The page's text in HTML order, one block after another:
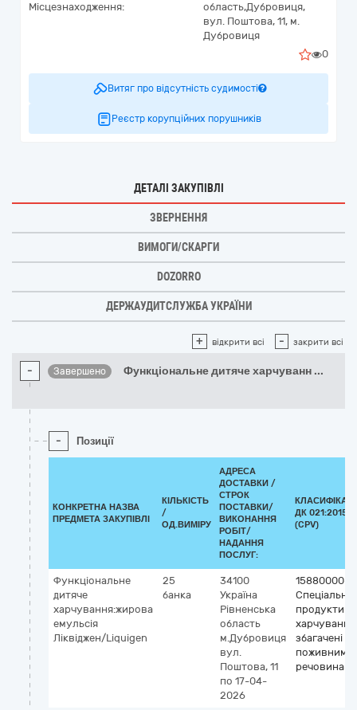
Місцезнаходження:
область,Дубровиця,
вул. Поштова, 11, м.
Дубровиця
0
Витяг про відсутність судимості
Реєстр корупційних порушників
ДЕТАЛІ ЗАКУПІВЛІ
ЗВЕРНЕННЯ
ВИМОГИ/СКАРГИ
DOZORRO
ДЕРЖАУДИТСЛУЖБА УКРАЇНИ
+ відкрити всі - закрити всі
- Завершено Функціональне дитяче харчуванн ...
- Позиції
КОНКРЕТНА НАЗВА
ПРЕДМЕТА ЗАКУПІВЛІ
КІЛЬКІСТЬ
/
ОД.ВИМІРУ
АДРЕСА
ДОСТАВКИ /
СТРОК
ПОСТАВКИ/
ВИКОНАННЯ
РОБІТ/
НАДАННЯ
ПОСЛУГ:
ДК 021:2015
(CPV)
Функціональне
дитяче
харчування:жирова
емульсія
Ліквіджен/Liquigen
25
банка
34100
Україна
Рівненська
область
м.Дубровиця
вул.
Поштова, 11
по 17-04-
2026
15880000-0
Спеціальні
продукти
харчування,
збагачені
поживними
речовинами